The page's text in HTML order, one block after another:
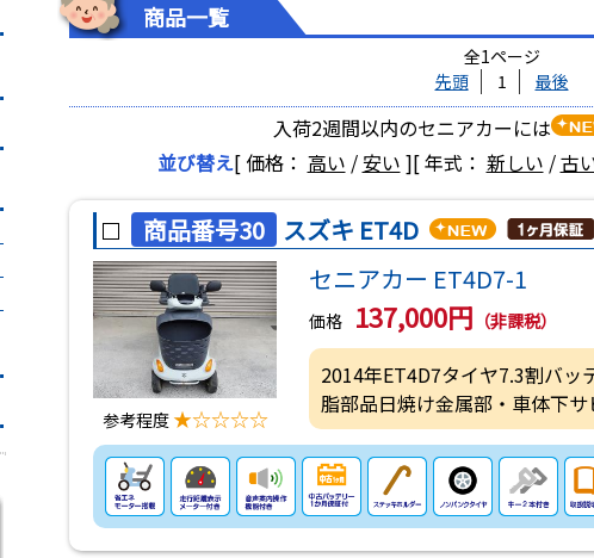
商品一覧
全1ページ
先頭
1 最後
入荷2週間以内のセニアカーには
並び替え[ 価格： 高い /安い ][ 年式： 新しい /古
商品番号30 スズキ ET4D
参考程度 ★☆☆☆☆
セニアカー ET4D7-1
価格 137,000円 （非課税）
2014年ET4D7タイヤ7.3割バ
脂部品日焼け金属部・車体下